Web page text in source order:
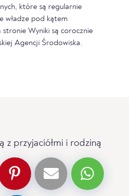
które są regularnie
władze pod kątem
Wyniki są corocznie
Agencji Środowiska.
z przyjaciółmi i rodziną